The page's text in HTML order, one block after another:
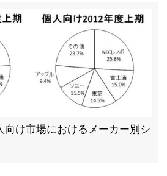
向け市場におけるメーカー別シ